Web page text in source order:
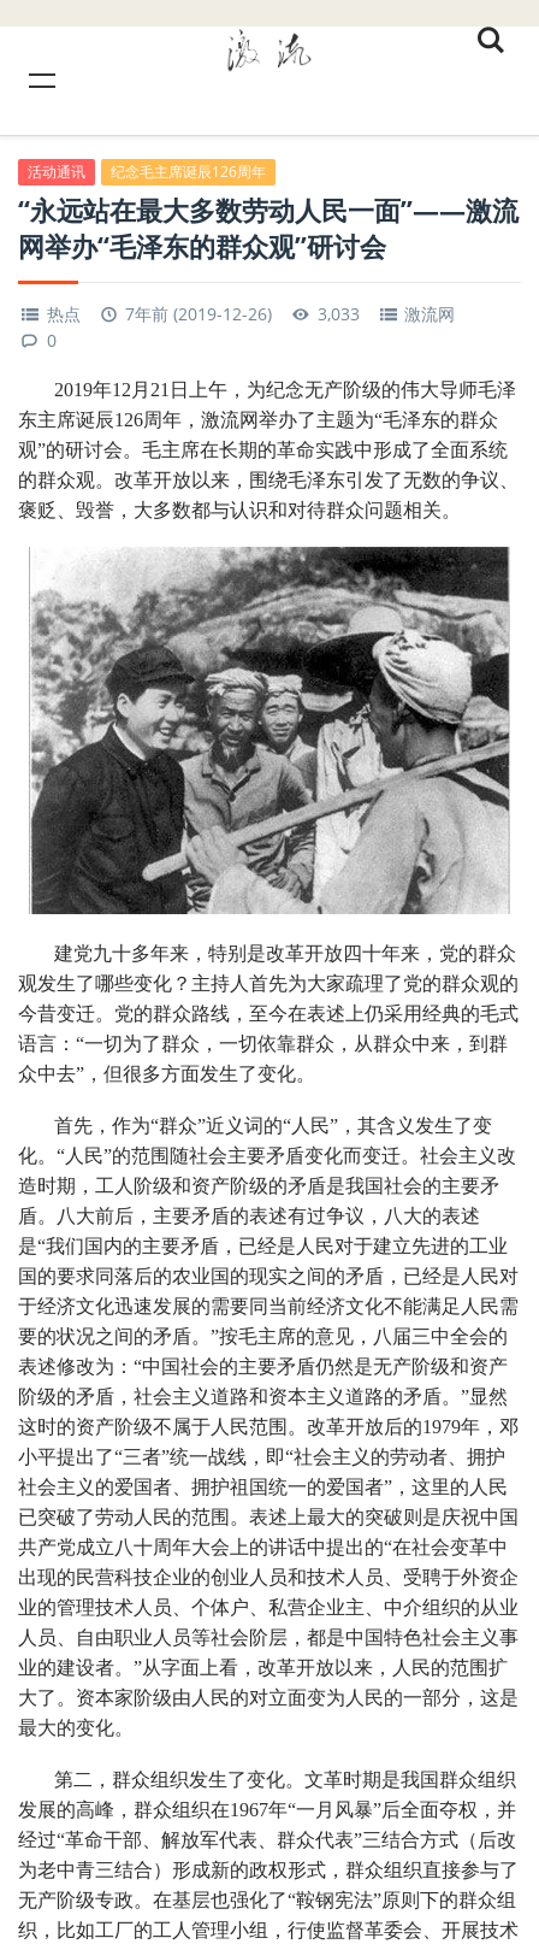
活动通讯 纪念毛主席诞辰126周年
“永远站在最大多数劳动人民一面”——激流
网举办“毛泽东的群众观”研讨会
热点 7年前 (2019-12-26) 3,033
激流网
0
2019年12月21日上午，为纪念无产阶级的伟大导师毛泽
东主席诞辰126周年，激流网举办了主题为“毛泽东的群众
观”的研讨会。毛主席在长期的革命实践中形成了全面系统
的群众观。改革开放以来，围绕毛泽东引发了无数的争议、
褒贬、毁誉，大多数都与认识和对待群众问题相关。
建党九十多年来，特别是改革开放四十年来，党的群众
观发生了哪些变化？主持人首先为大家疏理了党的群众观的
今昔变迁。党的群众路线，至今在表述上仍采用经典的毛式
语言：“一切为了群众，一切依靠群众，从群众中来，到群
众中去”，但很多方面发生了变化。
首先，作为“群众”近义词的“人民”，其含义发生了变
化。“人民”的范围随社会主要矛盾变化而变迁。社会主义改
造时期，工人阶级和资产阶级的矛盾是我国社会的主要矛
盾。八大前后，主要矛盾的表述有过争议，八大的表述
是“我们国内的主要矛盾，已经是人民对于建立先进的工业
国的要求同落后的农业国的现实之间的矛盾，已经是人民对
于经济文化迅速发展的需要同当前经济文化不能满足人民需
要的状况之间的矛盾。”按毛主席的意见，八届三中全会的
表述修改为：“中国社会的主要矛盾仍然是无产阶级和资产
阶级的矛盾，社会主义道路和资本主义道路的矛盾。”显然
这时的资产阶级不属于人民范围。改革开放后的1979年，邓
小平提出了“三者”统一战线，即“社会主义的劳动者、拥护
社会主义的爱国者、拥护祖国统一的爱国者”，这里的人民
已突破了劳动人民的范围。表述上最大的突破则是庆祝中国
共产党成立八十周年大会上的讲话中提出的“在社会变革中
出现的民营科技企业的创业人员和技术人员、受聘于外资企
业的管理技术人员、个体户、私营企业主、中介组织的从业
人员、自由职业人员等社会阶层，都是中国特色社会主义事
业的建设者。”从字面上看，改革开放以来，人民的范围扩
大了。资本家阶级由人民的对立面变为人民的一部分，这是
最大的变化。
第二，群众组织发生了变化。文革时期是我国群众组织
发展的高峰，群众组织在1967年“一月风暴”后全面夺权，并
经过“革命干部、解放军代表、群众代表”三结合方式（后改
为老中青三结合）形成新的政权形式，群众组织直接参与了
无产阶级专政。在基层也强化了“鞍钢宪法”原则下的群众组
织，比如工厂的工人管理小组，行使监督革委会、开展技术